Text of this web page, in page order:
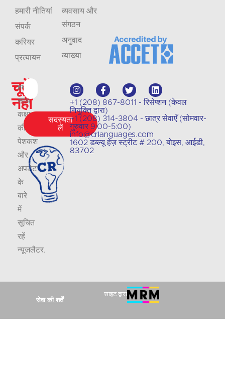
चूकें
नहीं
हमारे
साथ
कक्षा
की
पेशकश
और
अपडेट
के
बारे
में
सूचित
रहें
न्यूजलैटर.
सदस्यता
लें
+1 (208) 867-8011 - रिसेप्शन (केवल
नियुक्ति द्वारा)
+1 (208) 314-3804 - छात्र सेवाएँ (सोमवार-
गुरुवार 9:00-5:00)
info@crlanguages.com
1602 डब्ल्यू हेज़ स्ट्रीट # 200, बोइस, आईडी,
83702
हमारी नीतियां
संपर्क
करियर
प्रत्यायन
व्यवसाय और
संगठन
अनुवाद
व्याख्या
सेवा की शर्तें
साइट द्वारा